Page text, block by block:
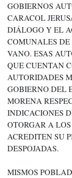
GOBIERNOS
CARACOL
DIÁLOGO Y EL
COMUNALES
VANO. ESAS
QUE CUENTAN
AUTORIDADES
GOBIERNO DEL
MORENA
INDICACIONES
OTORGAR A
ACREDITEN SU
DESPOJADAS.
MISMOS